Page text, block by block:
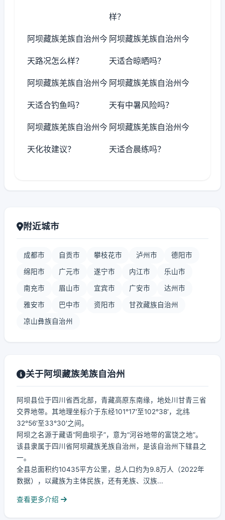
样？
阿坝藏族羌族自治州今
天路况怎么样？
阿坝藏族羌族自治州今
天适合晾晒吗？
阿坝藏族羌族自治州今
天适合钓鱼吗？
阿坝藏族羌族自治州今
天有中暑风险吗？
阿坝藏族羌族自治州今
天化妆建议？
阿坝藏族羌族自治州今
天适合晨练吗？
附近城市
成都市 自贡市 攀枝花市 泸州市 德阳市
绵阳市 广元市 遂宁市 内江市 乐山市
南充市 眉山市 宜宾市 广安市 达州市
雅安市 巴中市 资阳市 甘孜藏族自治州
凉山彝族自治州
关于阿坝藏族羌族自治州
阿坝县位于四川省西北部，青藏高原东南缘，地处川甘青三省
交界地带。其地理坐标介于东经101°17′至102°38′，北纬
32°56′至33°30′之间。
阿坝之名源于藏语“阿曲坝子”，意为“河谷地带的富饶之地”。
该县隶属于四川省阿坝藏族羌族自治州，是该自治州下辖县之
一。
全县总面积约10435平方公里，总人口约为9.8万人（2022年
数据），以藏族为主体民族，还有羌族、汉族...
查看更多介绍